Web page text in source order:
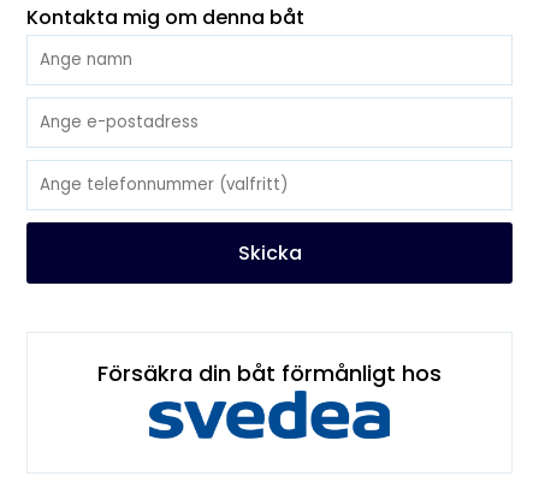
Kontakta mig om denna båt
Skicka
Försäkra din båt förmånligt hos